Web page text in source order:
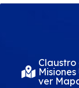
Claustro
Misiones
ver